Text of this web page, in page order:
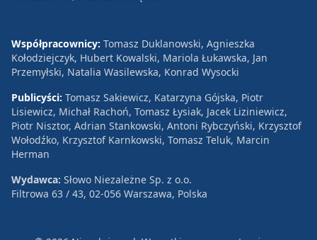
Współpracownicy: Tomasz Duklanowski, Agnieszka
Kołodziejczyk, Hubert Kowalski, Mariola Łukawska, Jan
Przemyłski, Natalia Wasilewska, Konrad Wysocki
Publicyści: Tomasz Sakiewicz, Katarzyna Gójska, Piotr
Lisiewicz, Michał Rachoń, Tomasz Łysiak, Jacek Liziniewicz,
Piotr Nisztor, Adrian Stankowski, Antoni Rybczyński, Krzysztof
Wołodźko, Krzysztof Karnkowski, Tomasz Teluk, Marcin
Herman
Wydawca: Słowo Niezależne Sp. z o.o.
Filtrowa 63 / 43, 02-056 Warszawa, Polska